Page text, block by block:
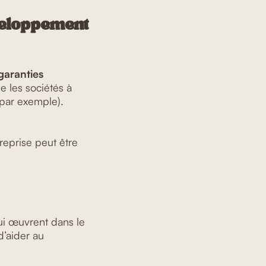
les sociétés à
exemple).
peut être
œuvrent dans le
au